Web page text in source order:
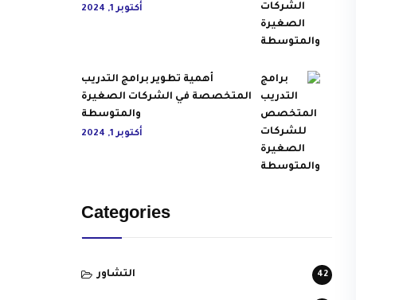
أكتوبر 1, 2024
أهمية تطوير برامج التدريب
المتخصصة في الشركات الصغيرة
والمتوسطة
أكتوبر 1, 2024
Categories
التشاور 42